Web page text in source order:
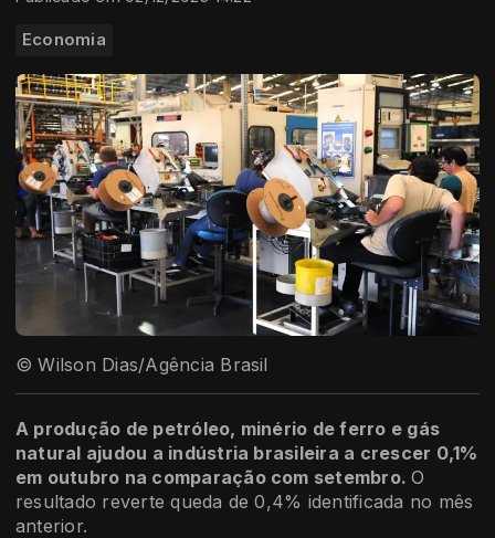
Economia
© Wilson Dias/Agência Brasil
A produção de petróleo, minério de ferro e gás
natural ajudou a indústria brasileira a crescer 0,1%
em outubro na comparação com setembro.O
resultado reverte queda de 0,4% identificada no mês
anterior.